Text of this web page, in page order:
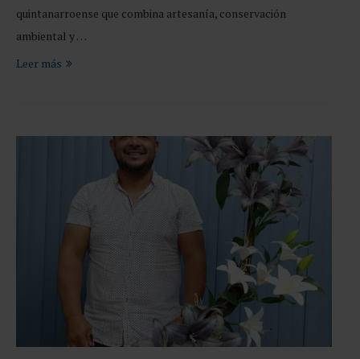
quintanarroense que combina artesanía, conservación
ambiental y …
Leer más